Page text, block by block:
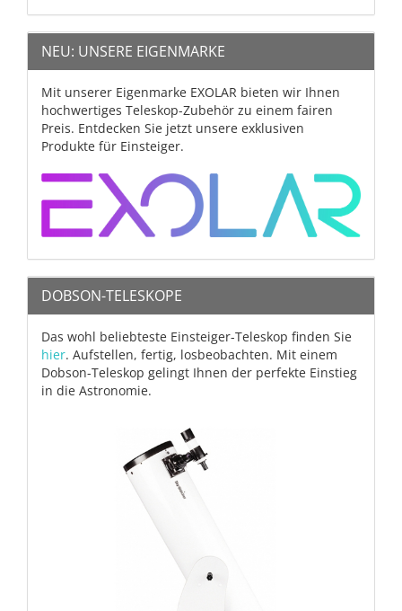
NEU: UNSERE EIGENMARKE
Mit unserer Eigenmarke EXOLAR bieten wir Ihnen
hochwertiges Teleskop-Zubehör zu einem fairen
Preis. Entdecken Sie jetzt unsere exklusiven
Produkte für Einsteiger.
DOBSON-TELESKOPE
Das wohl beliebteste Einsteiger-Teleskop finden Sie
hier. Aufstellen, fertig, losbeobachten. Mit einem
Dobson-Teleskop gelingt Ihnen der perfekte Einstieg
in die Astronomie.